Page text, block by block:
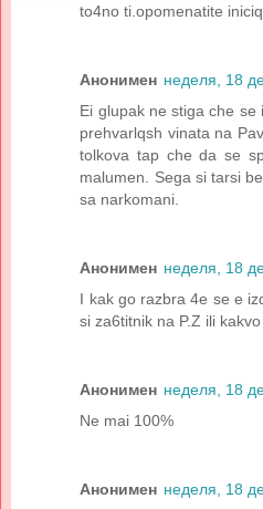
to4no ti.opomenatite
Анонимен неделя, 18
Ei glupak ne stiga che
prehvarlqsh vinata na
tolkova tap che da se
malumen. Sega si tarsi
sa narkomani.
Анонимен неделя, 18
I kak go razbra 4e se e
si za6titnik na P.Z ili
Анонимен неделя, 18
Ne mai 100%
Анонимен неделя, 18